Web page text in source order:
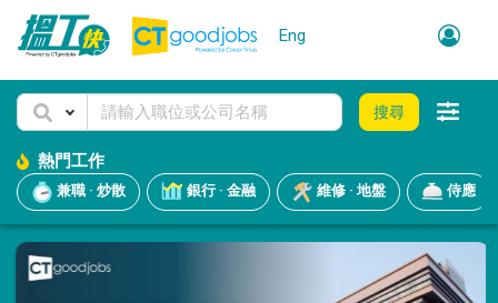
Eng
搜尋
熱門工作
兼職 · 炒散 銀行 · 金融 維修 · 地盤 侍應